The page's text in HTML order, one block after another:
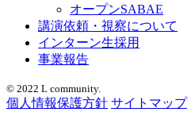
オープンSABAE
講演依頼・視察について
インターン生採用
事業報告
© 2022 L community.
個人情報保護方針 サイトマップ